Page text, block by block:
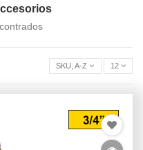
SKU, A-Z